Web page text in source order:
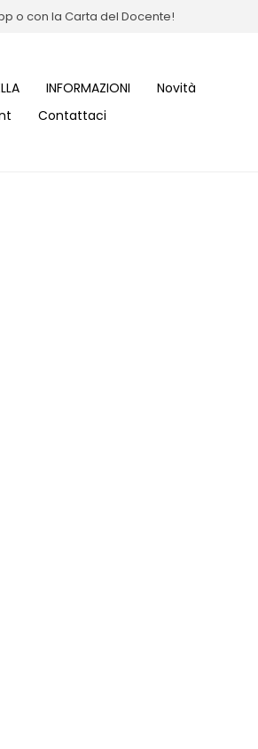
o con la Carta del Docente!
INFORMAZIONI
Novità
Contattaci